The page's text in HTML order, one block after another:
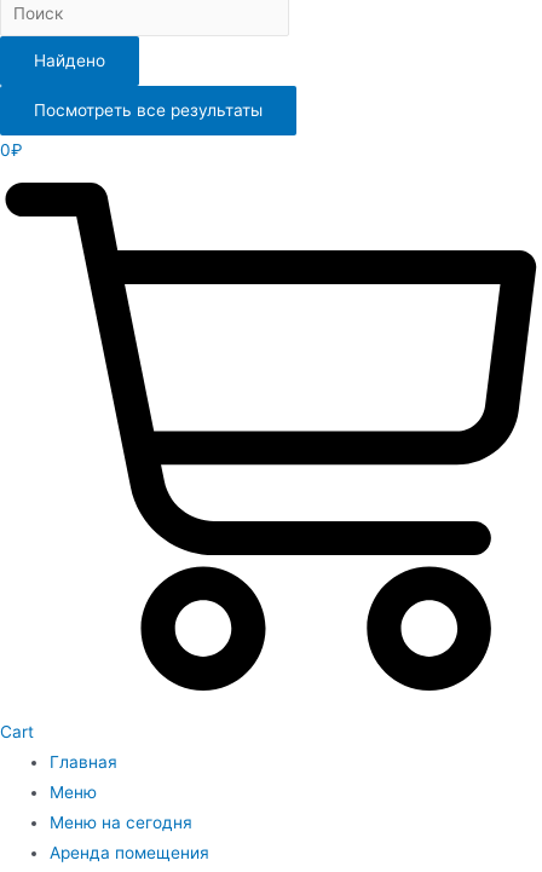
Найдено
Посмотреть все результаты
0₽
Cart
Главная
Меню
Меню на сегодня
Аренда помещения